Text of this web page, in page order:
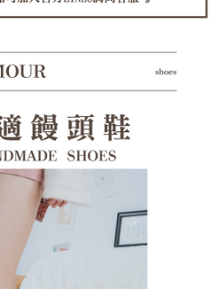
相關疑問，請聯繫「AFTEE先享後付
之「AFTEE先享後付」服務完成之交
資料，並將交易相關給付款項請求債
下網址：
理人或監護人之同意方可使用
者引起之損失，本公司不負相關責
據個別帳號之用戶狀況，依本公司即
度不足之情形，本公司將視審查結果
資訊註冊。若發現惡意使用之情形，
戶之使用額度並採取法律行動。
)免運費
)免運費
上)免運費
查看運費